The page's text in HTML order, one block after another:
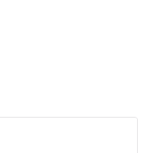
am liebsten
gleichzeitig
Sicher Dir jetzt
dein Master Trikot